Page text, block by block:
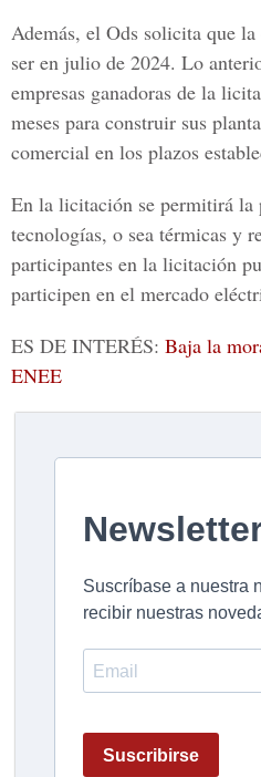
Además, el Ods solicita que
ser en julio de 2024. Lo
empresas ganadoras de la
meses para construir sus
comercial en los plazos
En la licitación se permitirá la
tecnologías, o sea térmicas y
participantes en la licitación
participen en el mercado
ES DE INTERÉS: Baja la
ENEE